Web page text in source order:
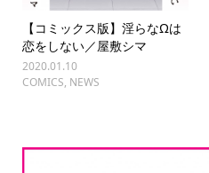
【コミックス版】淫らなΩは
恋をしない／屋敷シマ
2020.01.10
COMICS, NEWS